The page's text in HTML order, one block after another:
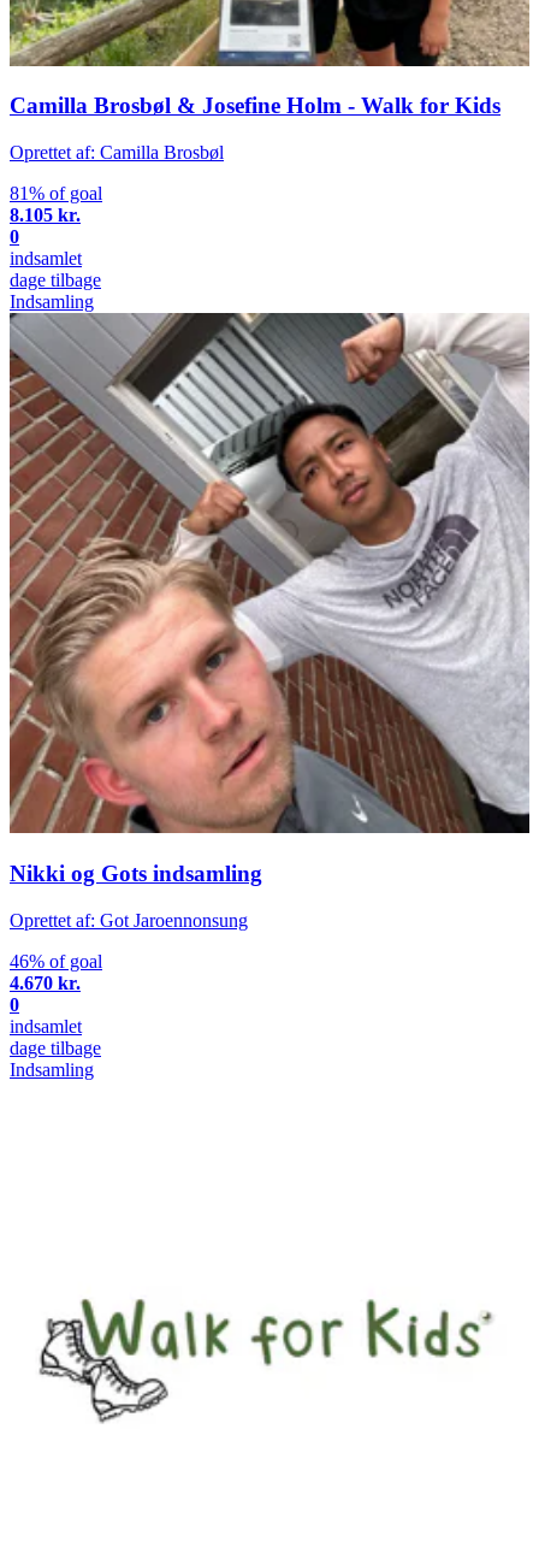
Camilla Brosbøl & Josefine Holm - Walk for Kids
Oprettet af: Camilla Brosbøl
81% of goal
8.105 kr.
0
indsamlet
dage tilbage
Indsamling
Nikki og Gots indsamling
Oprettet af: Got Jaroennonsung
46% of goal
4.670 kr.
0
indsamlet
dage tilbage
Indsamling